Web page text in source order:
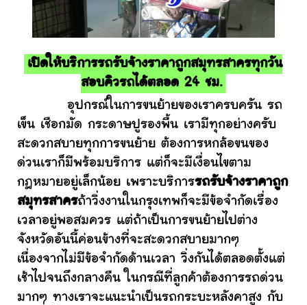
เปิดให้บริการรถรับจ้างราคาถูกสมุทรสาครทุกวัน
สอบคิวรถได้ตลอด 24 ชม.
อุปกรณ์ในการขนย้ายของเราครบครัน รถ
เข็น เชือกมัด กระดาษปูรองพื้น เรามีทุกอย่างครับ
สะดวกสบายทุกการขนย้าย ต้องการหกล้อขนของ
ด่วนเราก็มีพร้อมบริการ แต่ก็จะมีเงื่อนไขตาม
กฎหมายอยู่เล็กน้อย เพราะบริการรถรับจ้างราคาถูก
สมุทรสาครถ้าวิ่งงานในกรุงเทพก็จะมีข้อจำกัดเรื่อง
เวลาอยู่พอสมควร แต่ถ้าเป็นการขนย้ายไปต่าง
จังหวัดอันนี้ค่อนข้างที่จะสะดวกสบายมากๆ
เนื่องจากไม่มีข้อจำกัดด้านเวลา วิ่งกันได้ตลอดตั้งแต่
เช้าไปจนถึงกลางคืน ในกรณีที่ลูกค้าต้องการรถด่วน
มากๆ ทางเราจะแนะนำเป็นรถกระบะหลังคาสูง กับ